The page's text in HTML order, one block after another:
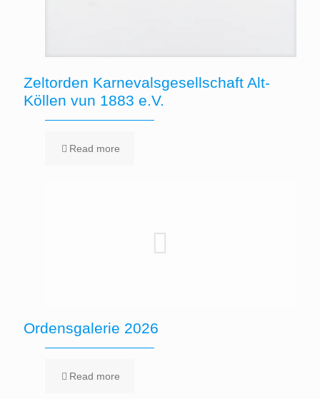
Zeltorden Karnevalsgesellschaft Alt-
Köllen vun 1883 e.V.
Read more
Ordensgalerie 2026
Read more